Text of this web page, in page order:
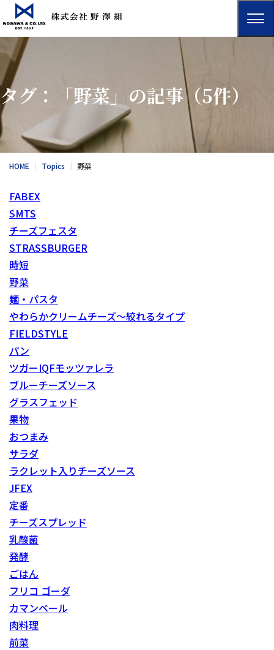
タグ：「野菜」の記事（5件）
HOME Topics 野菜
FABEX
SMTS
チーズフェスタ
STRASSBURGER
時短
野菜
麺・パスタ
やわらかクリームチーズ～絞れるタイプ
FIELDSTYLE
パン
ツガーIQFモッツァレラ
ブルーチーズソース
グラスフェッド
果物
おつまみ
サラダ
ラクレット入りチーズソース
JFEX
定番
チーズスプレッド
乳酸菌
発酵
ごはん
フリコ ゴーダ
カマンベール
肉料理
前菜